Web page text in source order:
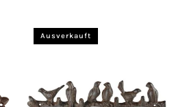
Ausverkauft